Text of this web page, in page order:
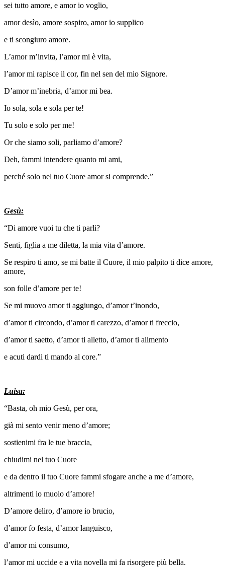
sei tutto amore, e amor io voglio,
amor desìo, amore sospiro, amor io supplico
e ti scongiuro amore.
L’amor m’invita, l’amor mi è vita,
l’amor mi rapisce il cor, fin nel sen del mio Signore.
D’amor m’inebria, d’amor mi bea.
Io sola, sola e sola per te!
Tu solo e solo per me!
Or che siamo soli, parliamo d’amore?
Deh, fammi intendere quanto mi ami,
perché solo nel tuo Cuore amor si comprende.”
Gesù:
“Di amore vuoi tu che ti parli?
Senti, figlia a me diletta, la mia vita d’amore.
Se respiro ti amo, se mi batte il Cuore, il mio palpito ti dice amore,
amore,
son folle d’amore per te!
Se mi muovo amor ti aggiungo, d’amor t’inondo,
d’amor ti circondo, d’amor ti carezzo, d’amor ti freccio,
d’amor ti saetto, d’amor ti alletto, d’amor ti alimento
e acuti dardi ti mando al core.”
Luisa:
“Basta, oh mio Gesù, per ora,
già mi sento venir meno d’amore;
sostienimi fra le tue braccia,
chiudimi nel tuo Cuore
e da dentro il tuo Cuore fammi sfogare anche a me d’amore,
altrimenti io muoio d’amore!
D’amore deliro, d’amore io brucio,
d’amor fo festa, d’amor languisco,
d’amor mi consumo,
l’amor mi uccide e a vita novella mi fa risorgere più bella.